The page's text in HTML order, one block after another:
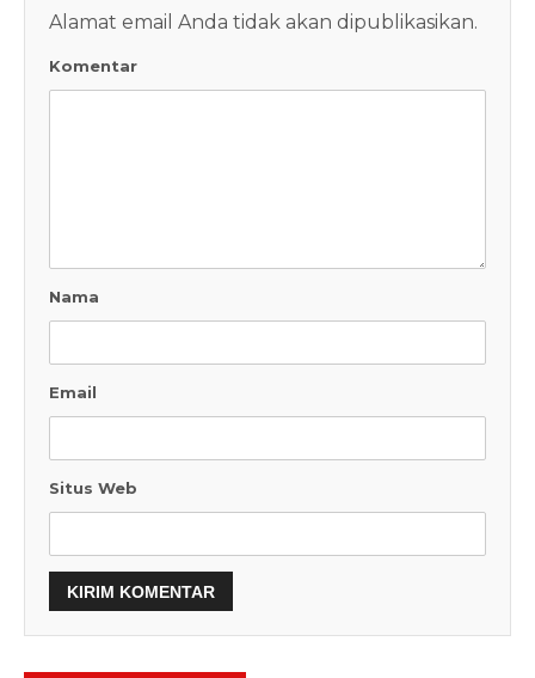
Alamat email Anda tidak akan dipublikasikan.
Komentar
Nama
Email
Situs Web